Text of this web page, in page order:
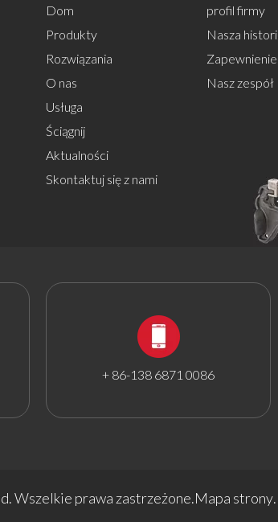
Dom
Produkty
Rozwiązania
O nas
Usługa
Ściągnij
Aktualności
Skontaktuj się z nami
profil firmy
Nasza
Nasz zespół
+ 86-138 6871 0086
Wszelkie prawa zastrzeżone.Mapa strony